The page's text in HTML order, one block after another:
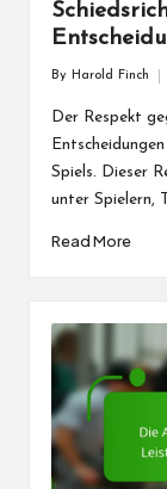
by
By Harold Finch
Der Respekt
Spiels. Dieser
unter Spielern,
Read More